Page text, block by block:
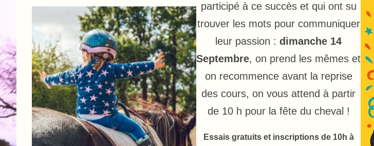
participé à ce succès et qui ont su
trouver les mots pour communiquer
leur passion : dimanche 14
Septembre, on prend les mêmes et
on recommence avant la reprise
des cours, on vous attend à partir
de 10 h pour la fête du cheval !
Essais gratuits et inscriptions de 10h à